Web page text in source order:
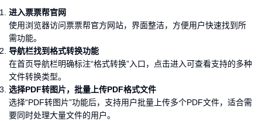
进入票票帮官网
使用浏览器访问票票帮官方网站，界面整洁，方便用户快速找到所
需功能。
导航栏找到格式转换功能
在首页导航栏明确标注“格式转换”入口，点击进入可查看支持的多种
文件转换类型。
选择PDF转图片，批量上传PDF格式文件
选择“PDF转图片”功能后，支持用户批量上传多个PDF文件，适合需
要同时处理大量文件的用户。